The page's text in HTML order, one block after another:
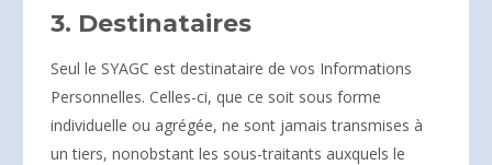
3. Destinataires
Seul le SYAGC est destinataire de vos Informations
Personnelles. Celles-ci, que ce soit sous forme
individuelle ou agrégée, ne sont jamais transmises à
un tiers, nonobstant les sous-traitants auxquels le